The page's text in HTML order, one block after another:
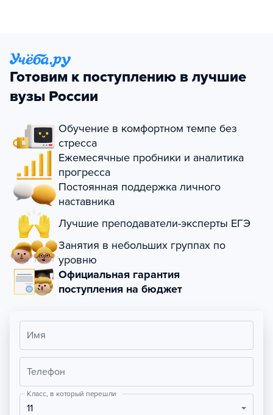
Готовим к поступлению в лучшие
вузы России
Обучение в комфортном темпе без
стресса
Ежемесячные пробники и аналитика
прогресса
Постоянная поддержка личного
наставника
Лучшие преподаватели-эксперты ЕГЭ
Занятия в небольших группах по
уровню
Официальная гарантия
поступления на бюджет
Имя
Телефон
Класс, в который перешли
11